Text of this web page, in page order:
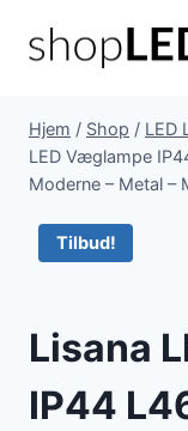
Hjem / Shop / LED
LED Væglampe
Moderne – Metal –
Tilbud!
Lisana
IP44